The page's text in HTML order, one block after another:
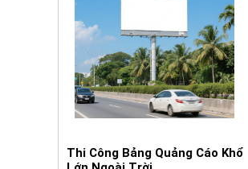
Thi Công Bảng Quảng Cáo Khổ